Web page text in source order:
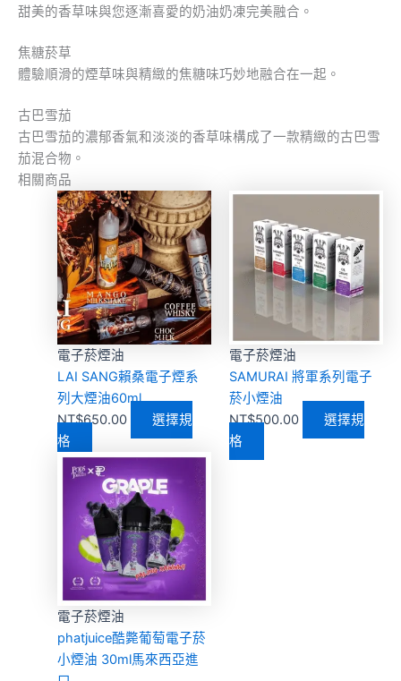
甜美的香草味與您逐漸喜愛的奶油奶凍完美融合。
焦糖菸草
體驗順滑的煙草味與精緻的焦糖味巧妙地融合在一起。
古巴雪茄
古巴雪茄的濃郁香氣和淡淡的香草味構成了一款精緻的古巴雪
茄混合物。
相關商品
電子菸煙油
LAI SANG賴桑電子煙系
列大煙油60ml
NT$650.00
選擇規
格
此
產
品
有
多
種
款
式。
可
在
產
頁
面
選
擇
選
項
電子菸煙油
SAMURAI 將軍系列電子
菸小煙油
NT$500.00
選擇規
格
產
品
有
多
式。
可
在
產
頁
電子菸煙油
phatjuice酷斃葡萄電子菸
小煙油 30ml馬來西亞進
此
產
品
有
多
種
款
式。
可
在